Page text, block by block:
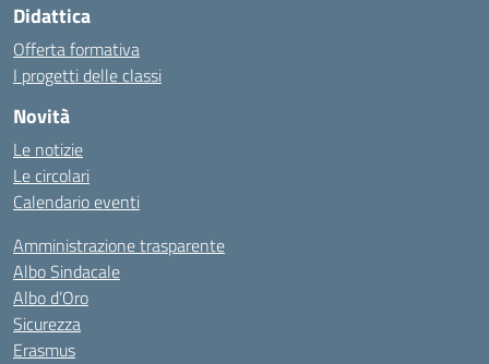
Didattica
Offerta formativa
I progetti delle classi
Novità
Le notizie
Le circolari
Calendario eventi
Amministrazione trasparente
Albo Sindacale
Albo d’Oro
Sicurezza
Erasmus